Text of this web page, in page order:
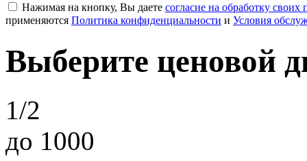
Нажимая на кнопку, Вы даете согласие на обработку
применяются Политика конфиденциальности и Условия
Выберите ценовой
1/2
до 1000